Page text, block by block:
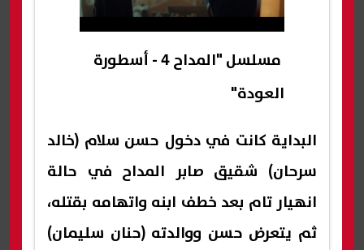
مسلسل "المداح 4 - أسطورة
العودة"
البداية كانت في دخول حسن سلام (خالد
سرحان) شقيق صابر المداح في حالة
انهيار تام بعد خطف ابنه واتهامه بقتله،
ثم يتعرض حسن ووالدته (حنان سليمان)